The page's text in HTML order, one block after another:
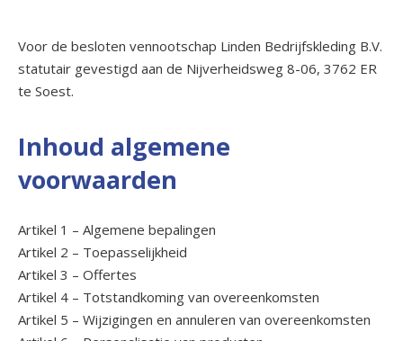
Voor de besloten vennootschap Linden Bedrijfskleding B.V.
statutair gevestigd aan de Nijverheidsweg 8-06, 3762 ER
te Soest.
Inhoud algemene
voorwaarden
Artikel 1 – Algemene bepalingen
Artikel 2 – Toepasselijkheid
Artikel 3 – Offertes
Artikel 4 – Totstandkoming van overeenkomsten
Artikel 5 – Wijzigingen en annuleren van overeenkomsten